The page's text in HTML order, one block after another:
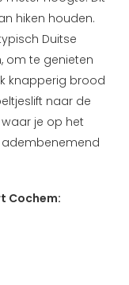
hiken houden.
Duitse
om te genieten
knapperig brood
naar de
waar je op het
adembenemend
Cochem: